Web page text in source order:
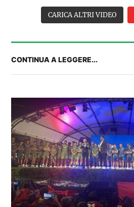
IL CAGLIARI SI PRESENTA
DIRETTA
CARICA ALTRI VIDEO
CONTINUA A LEGGERE...